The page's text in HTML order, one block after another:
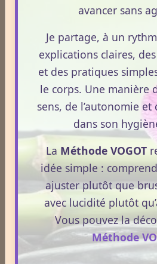
Newsletter #311 -
Newsletter #310 -
Newsletter #309 -
ESPACE
Format : 300 ×
Emplacement
Cliquez ici pour
tarifs.
avancer sans
Je partage, à un
explications claires,
et des pratiques
le corps. Une manière
sens, de l’autonomie et
dans son
La Méthode VOGOT
idée simple :
ajuster plutôt que
avec lucidité plutôt
Vous pouvez la
Méthode